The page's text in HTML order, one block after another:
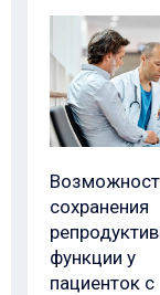
сохранения
функции у
пациенток с